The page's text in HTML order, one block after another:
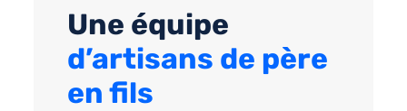
Une équipe
d’artisans de père
en fils